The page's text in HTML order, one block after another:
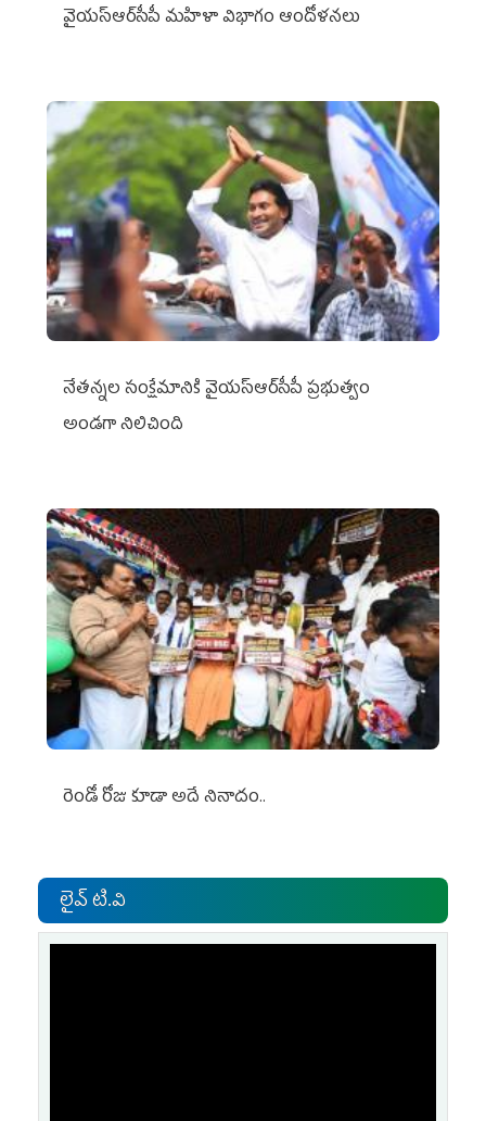
వైయ‌స్ఆర్‌సీపీ మహిళా విభాగం ఆందోళనలు
నేతన్నల సంక్షేమానికి వైయ‌స్ఆర్‌సీపీ ప్రభుత్వం
అండగా నిలిచింది
రెండో రోజు కూడా అదే నినాదం..
లైవ్ టి.వి